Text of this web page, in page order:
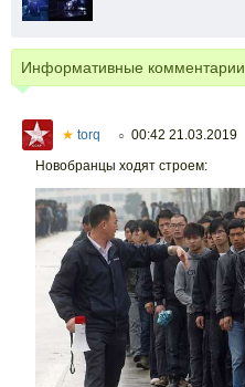
Информативные комментарии
★ torq ○ 00:42 21.03.2019
Новобранцы ходят строем: